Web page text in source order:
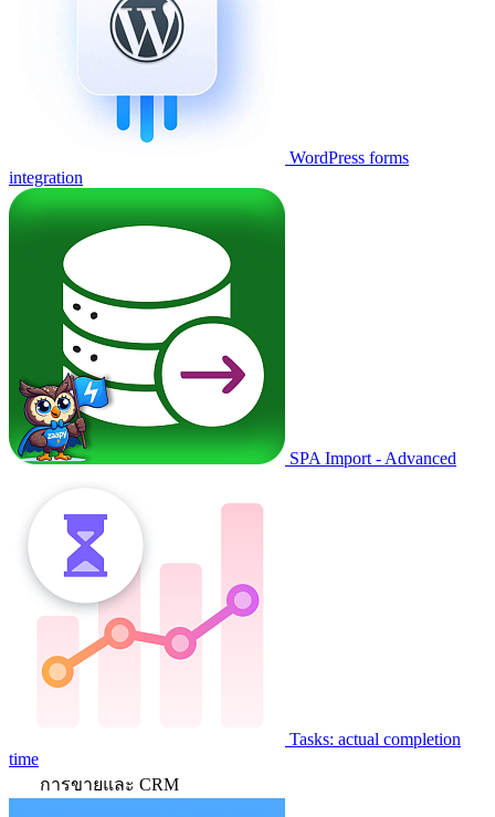
WordPress forms
integration
SPA Import - Advanced
Tasks: actual completion
time
การขายและ CRM